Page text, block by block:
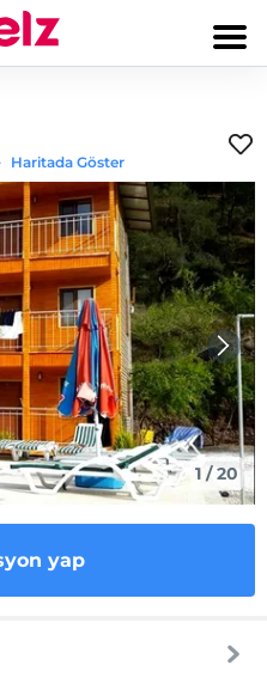
Haritada Göster
1 /20
yap